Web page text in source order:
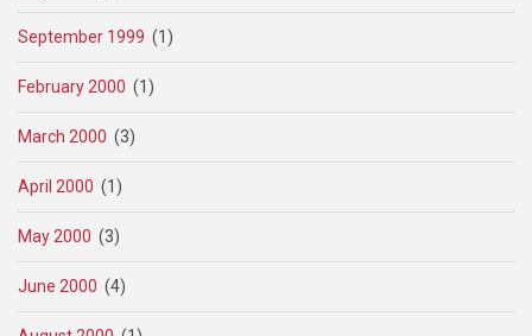
September 1999 (1)
February 2000 (1)
March 2000 (3)
April 2000 (1)
May 2000 (3)
June 2000 (4)